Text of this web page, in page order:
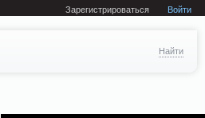
Зарегистрироваться Войти
Найти